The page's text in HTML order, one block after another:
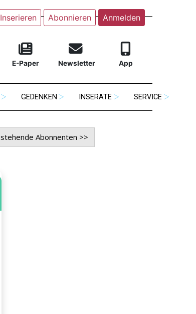
Inserieren Abonnieren Anmelden
E-Paper Newsletter App
GEDENKEN INSERATE SERVICE